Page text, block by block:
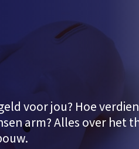
voor jou? Hoe
arm? Alles over het